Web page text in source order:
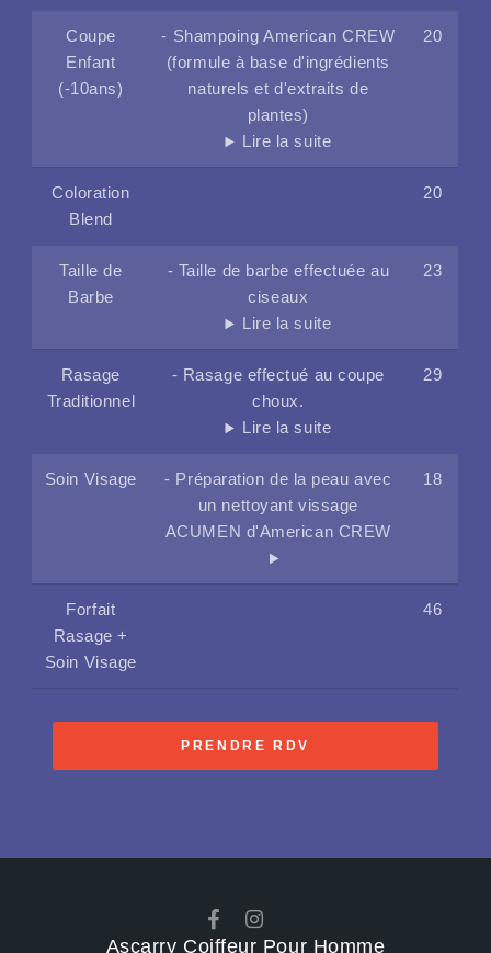
Coupe
Enfant
(-10ans)
- Shampoing American CREW
(formule à base d'ingrédients
naturels et d'extraits de
plantes)
Lire la suite
20
Coloration
Blend
20
Taille de
Barbe
- Taille de barbe effectuée au
ciseaux
Lire la suite
23
Rasage
Traditionnel
- Rasage effectué au coupe
choux.
Lire la suite
29
Soin Visage
- Préparation de la peau avec
un nettoyant vissage
ACUMEN d'American CREW
18
Forfait
Rasage +
Soin Visage
46
PRENDRE RDV
Ascarry Coiffeur Pour Homme